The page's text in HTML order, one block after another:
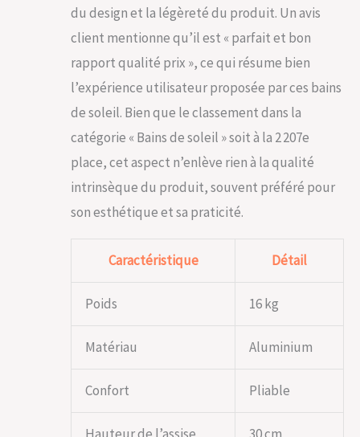
du design et la légèreté du produit. Un avis
client mentionne qu’il est « parfait et bon
rapport qualité prix », ce qui résume bien
l’expérience utilisateur proposée par ces bains
de soleil. Bien que le classement dans la
catégorie « Bains de soleil » soit à la 2 207e
place, cet aspect n’enlève rien à la qualité
intrinsèque du produit, souvent préféré pour
son esthétique et sa praticité.
Caractéristique Détail
Poids 16 kg
Matériau Aluminium
Confort Pliable